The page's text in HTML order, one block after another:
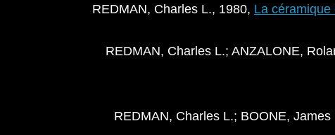
REDMAN, Charles L., 1980, La
REDMAN, Charles L.; ANZALONE,
REDMAN, Charles L.; BOONE, James